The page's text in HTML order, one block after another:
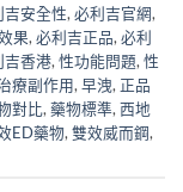
吉安全性, 必利吉官網,
果, 必利吉正品, 必利
吉香港, 性功能問題, 性
療副作用, 早洩, 正品
對比, 藥物標準, 西地
ED藥物, 雙效威而鋼,